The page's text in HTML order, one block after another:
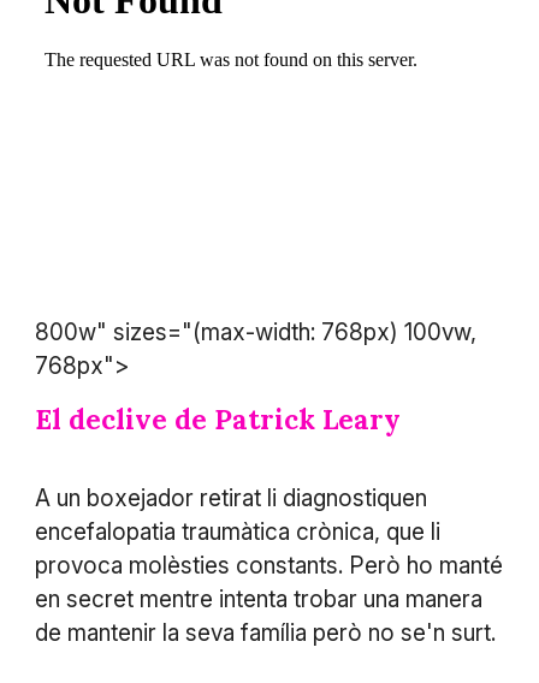
800w" sizes="(max-width: 768px) 100vw,
768px">
El declive de Patrick Leary
A un boxejador retirat li diagnostiquen
encefalopatia traumàtica crònica, que li
provoca molèsties constants. Però ho manté
en secret mentre intenta trobar una manera
de mantenir la seva família però no se'n surt.